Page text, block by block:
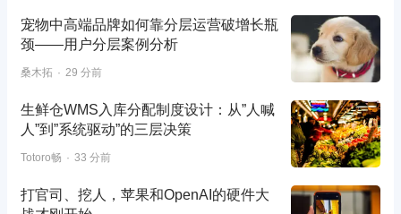
宠物中高端品牌如何靠分层运营破增长瓶
颈——用户分层案例分析
桑木拓 29 分前
生鲜仓WMS入库分配制度设计：从”人喊
人”到”系统驱动”的三层决策
Totoro畅 33 分前
打官司、挖人，苹果和OpenAI的硬件大